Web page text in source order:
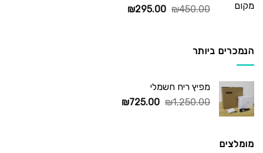
₪450.00
המחיר
₪295.00
המחיר
הנמכרים ביותר
מפיץ ריח חשמלי
₪1,250.00
המחיר
₪725.00
המחיר
מומלצים